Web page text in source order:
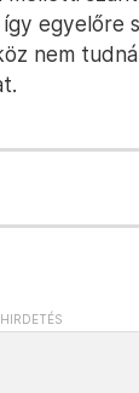
egyelőre
nem